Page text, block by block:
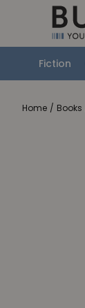
Fiction
Home / Books